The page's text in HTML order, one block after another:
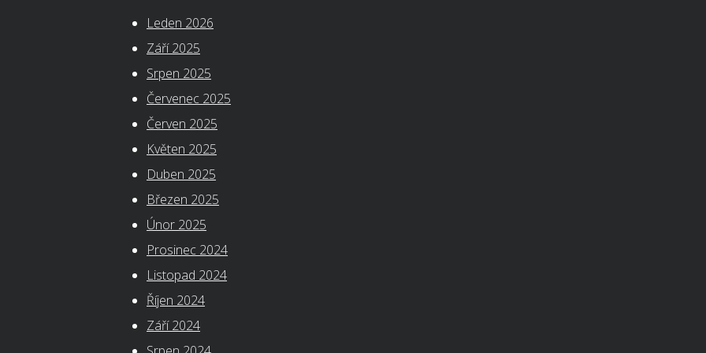
Leden 2026
Září 2025
Srpen 2025
Červenec 2025
Červen 2025
Květen 2025
Duben 2025
Březen 2025
Únor 2025
Prosinec 2024
Listopad 2024
Říjen 2024
Září 2024